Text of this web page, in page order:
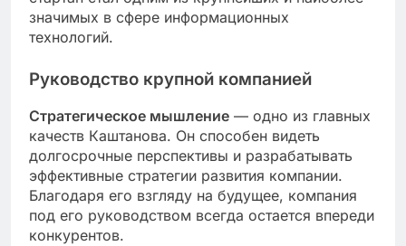
значимых в сфере информационных
технологий.
Руководство крупной компанией
Стратегическое мышление — одно из главных
качеств Каштанова. Он способен видеть
долгосрочные перспективы и разрабатывать
эффективные стратегии развития компании.
Благодаря его взгляду на будущее, компания
под его руководством всегда остается впереди
конкурентов.